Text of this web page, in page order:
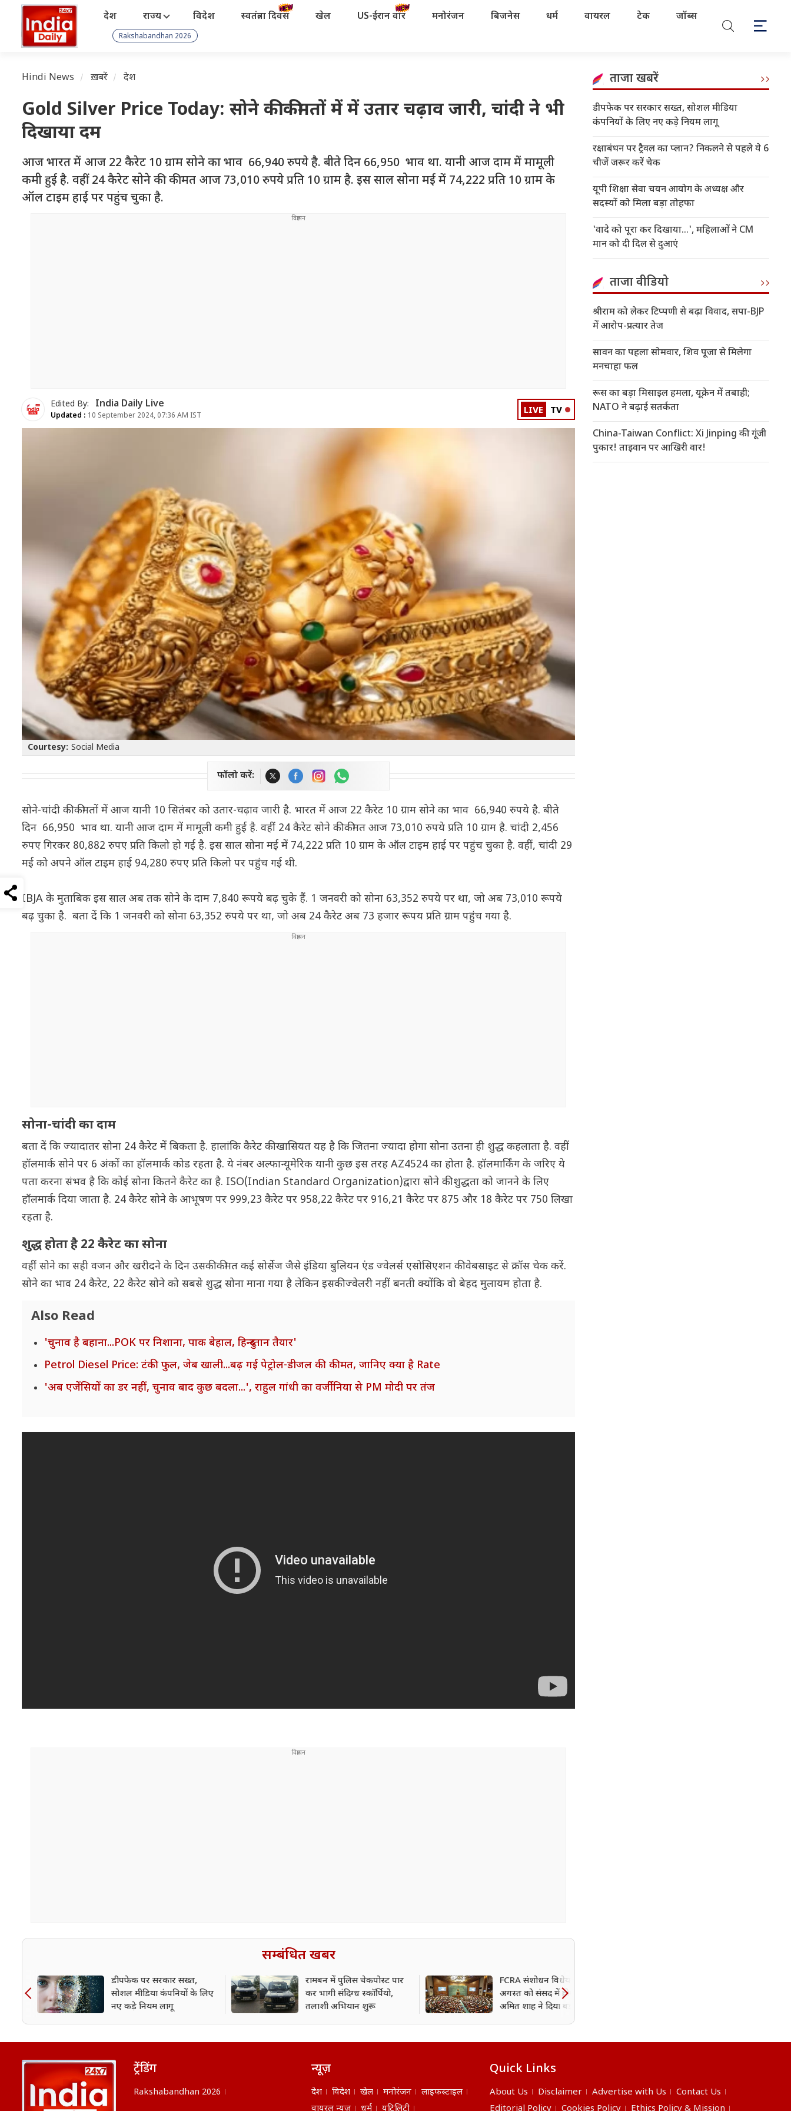
देश राज्य विदेश स्वतंत्रता दिवस खेल US-ईरान वॉर मनोरंजन बिजनेस धर्म वायरल टेक जॉब्स
Rakshabandhan 2026
Hindi News ख़बरें देश
Gold Silver Price Today: सोने की कीमतों में में उतार चढ़ाव जारी, चांदी ने भी
दिखाया दम
आज भारत में आज 22 कैरेट 10 ग्राम सोने का भाव 66,940 रुपये है. बीते दिन 66,950 भाव था. यानी आज दाम में मामूली
कमी हुई है. वहीं 24 कैरेट सोने की कीमत आज 73,010 रुपये प्रति 10 ग्राम है. इस साल सोना मई में 74,222 प्रति 10 ग्राम के
ऑल टाइम हाई पर पहुंच चुका है.
Edited By: India Daily Live
Updated : 10 September 2024, 07:36 AM IST LIVE TV
Courtesy: Social Media
फॉलो करें:
सोने-चांदी की कीमतों में आज यानी 10 सितंबर को उतार-चढ़ाव जारी है. भारत में आज 22 कैरेट 10 ग्राम सोने का भाव 66,940 रुपये है. बीते
दिन 66,950 भाव था. यानी आज दाम में मामूली कमी हुई है. वहीं 24 कैरेट सोने की कीमत आज 73,010 रुपये प्रति 10 ग्राम है. चांदी 2,456
रुपए गिरकर 80,882 रुपए प्रति किलो हो गई है. इस साल सोना मई में 74,222 प्रति 10 ग्राम के ऑल टाइम हाई पर पहुंच चुका है. वहीं, चांदी 29
मई को अपने ऑल टाइम हाई 94,280 रुपए प्रति किलो पर पहुंच गई थी.
IBJA के मुताबिक इस साल अब तक सोने के दाम 7,840 रूपये बढ़ चुके हैं. 1 जनवरी को सोना 63,352 रुपये पर था, जो अब 73,010 रूपये
बढ़ चुका है. बता दें कि 1 जनवरी को सोना 63,352 रुपये पर था, जो अब 24 कैरेट अब 73 हजार रूपय प्रति ग्राम पहुंच गया है.
सोना-चांदी का दाम
बता दें कि ज्यादातर सोना 24 कैरेट में बिकता है. हालांकि कैरेट की खासियत यह है कि जितना ज्यादा होगा सोना उतना ही शुद्ध कहलाता है. वहीं
हॉलमार्क सोने पर 6 अंकों का हॉलमार्क कोड रहता है. ये नंबर अल्फान्यूमेरिक यानी कुछ इस तरह AZ4524 का होता है. हॉलमार्किंग के जरिए ये
पता करना संभव है कि कोई सोना कितने कैरेट का है. ISO(Indian Standard Organization)द्वारा सोने की शुद्धता को जानने के लिए
हॉलमार्क दिया जाता है. 24 कैरेट सोने के आभूषण पर 999,23 कैरेट पर 958,22 कैरेट पर 916,21 कैरेट पर 875 और 18 कैरेट पर 750 लिखा
रहता है.
शुद्ध होता है 22 कैरेट का सोना
वहीं सोने का सही वजन और खरीदने के दिन उसकी कीमत कई सोर्सेज जैसे इंडिया बुलियन एंड ज्वेलर्स एसोसिएशन की वेबसाइट से क्रॉस चेक करें.
सोने का भाव 24 कैरेट, 22 कैरेट सोने को सबसे शुद्ध सोना माना गया है लेकिन इसकी ज्वेलरी नहीं बनती क्योंकि वो बेहद मुलायम होता है.
Also Read
'चुनाव है बहाना...POK पर निशाना, पाक बेहाल, हिन्दुस्तान तैयार'
Petrol Diesel Price: टंकी फुल, जेब खाली...बढ़ गई पेट्रोल-डीजल की कीमत, जानिए क्या है Rate
'अब एजेंसियों का डर नहीं, चुनाव बाद कुछ बदला...', राहुल गांधी का वर्जीनिया से PM मोदी पर तंज
सम्बंधित खबर
डीपफेक पर सरकार सख्त,
सोशल मीडिया कंपनियों के लिए
नए कड़े नियम लागू
रामबन में पुलिस चेकपोस्ट पार
कर भागी संदिग्ध स्कॉर्पियो,
तलाशी अभियान शुरू
FCRA संशोधन विधेयक पर 12
अगस्त को संसद में होगी चर्चा,
अमित शाह ने दिया बड़ा आश्वासन
ताजा खबरें
डीपफेक पर सरकार सख्त, सोशल मीडिया
कंपनियों के लिए नए कड़े नियम लागू
रक्षाबंधन पर ट्रैवल का प्लान? निकलने से पहले ये 6
चीजें जरूर करें चेक
यूपी शिक्षा सेवा चयन आयोग के अध्यक्ष और
सदस्यों को मिला बड़ा तोहफा
'वादे को पूरा कर दिखाया...', महिलाओं ने CM
मान को दी दिल से दुआएं
ताजा वीडियो
श्रीराम को लेकर टिप्पणी से बढ़ा विवाद, सपा-BJP
में आरोप-प्रत्यार तेज
सावन का पहला सोमवार, शिव पूजा से मिलेगा
मनचाहा फल
रूस का बड़ा मिसाइल हमला, यूक्रेन में तबाही;
NATO ने बढ़ाई सतर्कता
China-Taiwan Conflict: Xi Jinping की गूंजी
पुकार! ताइवान पर आखिरी वार!
ट्रेंडिंग
Rakshabandhan 2026
न्यूज़
देश विदेश खेल मनोरंजन
लाइफस्टाइल
Quick Links
About Us Disclaimer Advertise with Us
Contact Us